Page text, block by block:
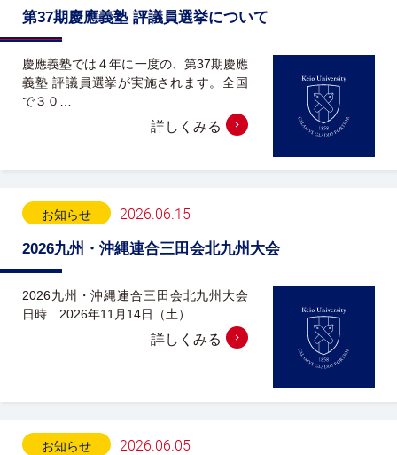
第37期慶應義塾 評議員選挙について
慶應義塾では４年に一度の、第37期慶應
義塾 評議員選挙が実施されます。全国
で３０…
詳しくみる
お知らせ 2026.06.15
2026九州・沖縄連合三田会北九州大会
2026九州・沖縄連合三田会北九州大会
日時 2026年11月14日（土）…
詳しくみる
お知らせ 2026.06.05